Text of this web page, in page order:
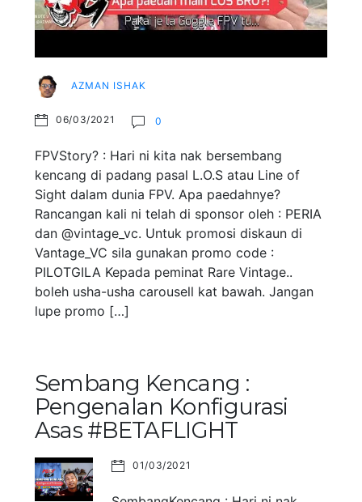
AZMAN ISHAK
06/03/2021 0
FPVStory? : Hari ni kita nak bersembang
kencang di padang pasal L.O.S atau Line of
Sight dalam dunia FPV. Apa paedahnye?
Rancangan kali ni telah di sponsor oleh : PERIA
dan @vintage_vc. Untuk promosi diskaun di
Vantage_VC sila gunakan promo code :
PILOTGILA Kepada peminat Rare Vintage..
boleh usha-usha carousell kat bawah. Jangan
lupe promo […]
Sembang Kencang :
Pengenalan Konfigurasi
Asas #BETAFLIGHT
01/03/2021